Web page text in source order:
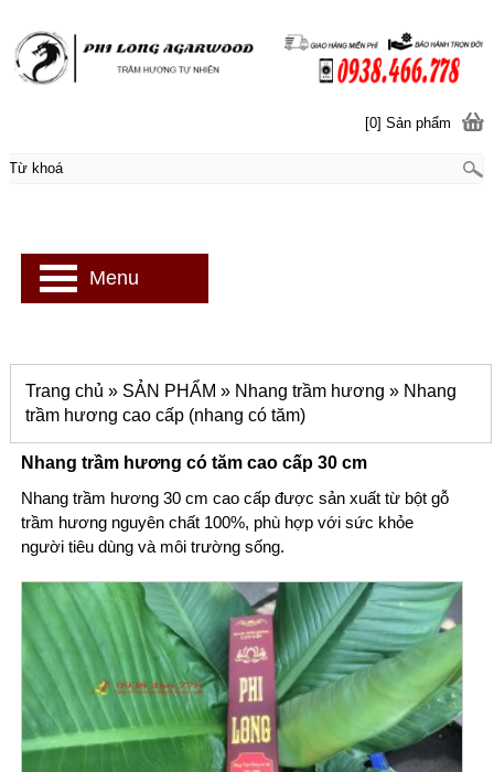
Nhang trầm hương có tăm cao cấp 30 cm
Nhang trầm hương 30 cm cao cấp được sản xuất từ bột gỗ
trầm hương nguyên chất 100%, phù hợp với sức khỏe
người tiêu dùng và môi trường sống.
Trang chủ » SẢN PHẨM » Nhang trầm hương » Nhang
trầm hương cao cấp (nhang có tăm)
[0] Sản phẩm
Menu